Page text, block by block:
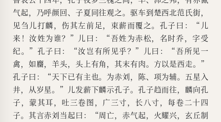
气起，乃呼颜回、子夏同往观之。驱车到楚西北范氏街，
见刍儿打麟，伤其左前足，束薪而覆之。孔子曰：“儿
来！汝姓为谁？”儿曰：“吾姓为赤松，名时乔，字受
纪。”孔子曰：“汝岂有所见乎？”儿曰：“吾所见一
禽，如麕，羊头，头上有角，其末有肉。方以是西走。”
孔子曰：“天下已有主也。为赤刘，陈、项为辅。五星入
井，从岁星。”儿发薪下麟示孔子。孔子趋而往，麟向孔
子，蒙其耳，吐三卷图，广三寸，长八寸，每卷二十四
子。其言赤刘当起曰：“周亡，赤气起，火耀兴，玄丘制